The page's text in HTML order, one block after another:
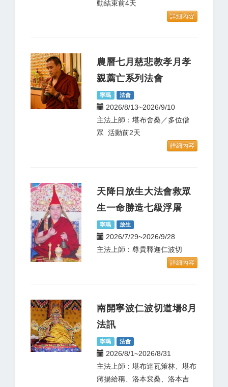
動結束前4天
詳細內容
農曆七月慈悲教孝月孝
親薦亡系列法會
寧瑪 法會
2026/8/13~2026/9/10
主法上師：堪布舍桑／多位僧
眾 活動前2天
詳細內容
天降日放生大法會救眾
生一命勝造七級浮屠
寧瑪 放生
2026/7/29~2026/9/28
主法上師：尊貴釋迦仁波切
詳細內容
南開寧波仁波切道場8月
法訊
寧瑪 法會
2026/8/1~2026/8/31
主法上師：堪布達瓦策林、堪布
蔣揚給稱、洛本袞桑、洛本吉